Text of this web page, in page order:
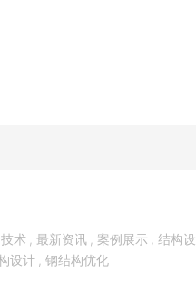
术 最新资讯 案例展示 结构设
设计 钢结构优化